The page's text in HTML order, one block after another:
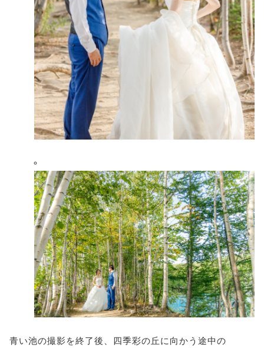
青い池の撮影を終了後、四季彩の丘に向かう途中の